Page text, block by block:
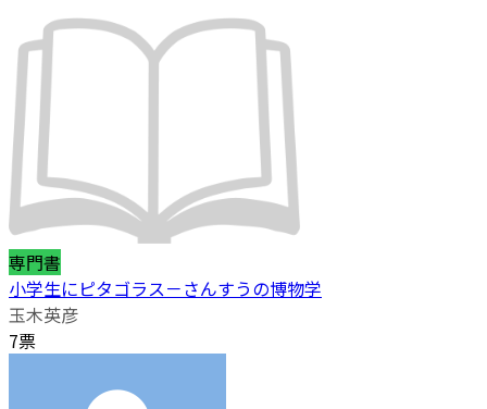
専門書
小学生にピタゴラス－さんすうの博物学
玉木英彦
7票